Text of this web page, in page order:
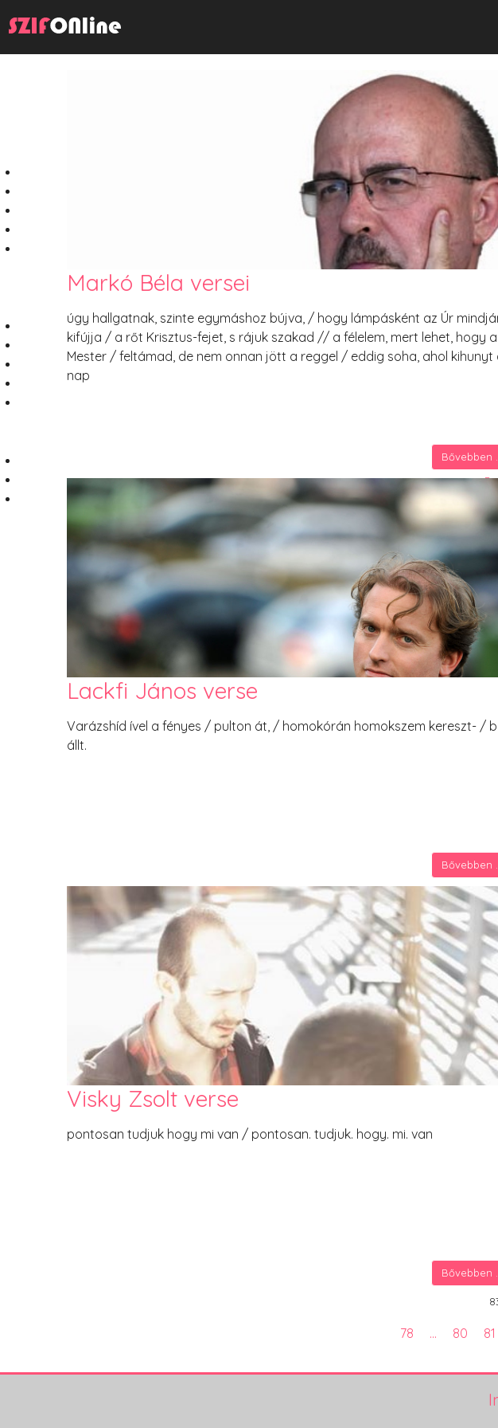
Markó Béla versei
úgy hallgatnak, szinte egymáshoz bújva, / hogy lámpásként az Úr
kifújja / a rőt Krisztus-fejet, s rájuk szakad // a félelem, mert lehet, hogy a
Mester / feltámad, de nem onnan jött a reggel / eddig soha, ahol kihunyt
nap
Bővebben ...
Lackfi János verse
Varázshíd ível a fényes / pulton át, / homokórán homokszem kereszt- /
állt.
Bővebben ...
Visky Zsolt verse
pontosan tudjuk hogy mi van / pontosan. tudjuk. hogy. mi. van
Bővebben ...
78 ... 80 81